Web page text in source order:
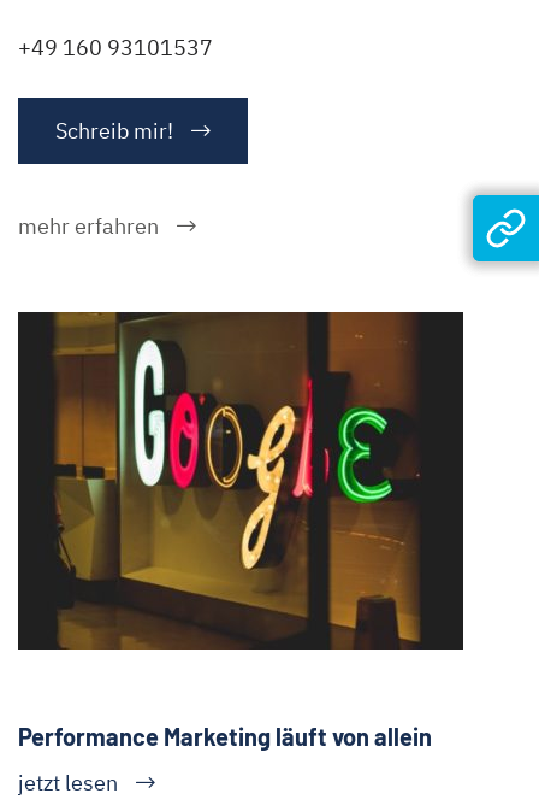
Performance Marketing läuft von allein
jetzt lesen
+49 160 93101537
Schreib mir!
mehr erfahren